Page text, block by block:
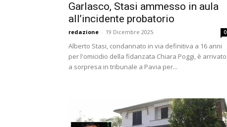
Garlasco, Stasi ammesso in aula
all’incidente probatorio
redazione - 19 Dicembre 2025 0
Alberto Stasi, condannato in via definitiva a 16 anni
per l'omicidio della fidanzata Chiara Poggi, è arrivato
a sorpresa in tribunale a Pavia per...